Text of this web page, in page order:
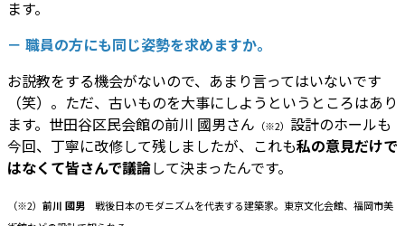
ます。
－ 職員の方にも同じ姿勢を求めますか。
お説教をする機会がないので、あまり言ってはいないです
（笑）。ただ、古いものを大事にしようというところはあり
ます。世田谷区民会館の前川 國男さん （※2） 設計のホールも
今回、丁寧に改修して残しましたが、これも私の意見だけで
はなくて皆さんで議論して決まったんです。
（※2） 前川 國男 戦後日本のモダニズムを代表する建築家。東京文化会館、福岡市美